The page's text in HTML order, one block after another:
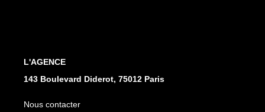
L'AGENCE
143 Boulevard Diderot, 75012 Paris
Nous contacter